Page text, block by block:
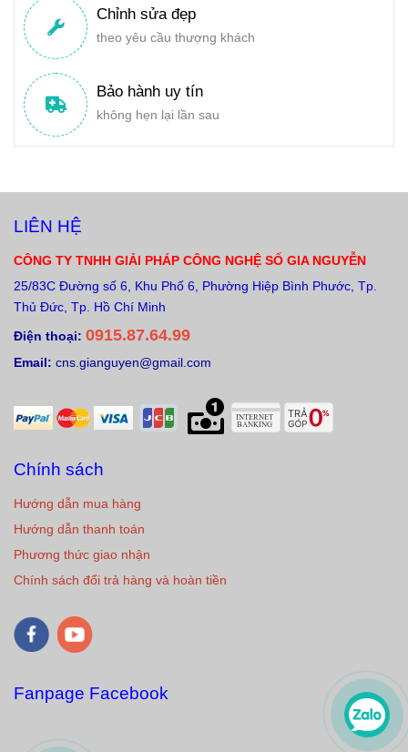
Chỉnh sửa đẹp
theo yêu cầu thượng khách
Bảo hành uy tín
không hẹn lại lần sau
LIÊN HỆ
CÔNG TY TNHH GIẢI PHÁP CÔNG NGHỆ SỐ GIA NGUYỄN
25/83C Đường số 6, Khu Phố 6, Phường Hiệp Bình Phước, Tp.
Thủ Đức, Tp. Hồ Chí Minh
Điện thoại: 0915.87.64.99
Email: cns.gianguyen@gmail.com
Chính sách
Hướng dẫn mua hàng
Hướng dẫn thanh toán
Phương thức giao nhận
Chính sách đổi trả hàng và hoàn tiền
Fanpage Facebook